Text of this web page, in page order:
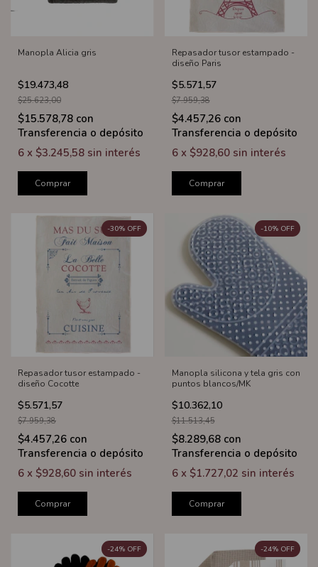
Manopla Alicia gris
$19.473,48
$25.623,00
$15.578,78 con
Transferencia o depósito
6 x $3.245,58 sin interés
Comprar
Repasador tusor estampado -
diseño Paris
$5.571,57
$7.959,38
$4.457,26 con
Transferencia o depósito
6 x $928,60 sin interés
Comprar
Repasador tusor estampado -
diseño Cocotte
$5.571,57
-30% OFF
$7.959,38
$4.457,26 con
Transferencia o depósito
6 x $928,60 sin interés
Comprar
Manopla silicona y tela gris con
puntos blancos/MK
$10.362,10
-10% OFF
$11.513,45
$8.289,68 con
Transferencia o depósito
6 x $1.727,02 sin interés
Comprar
-24% OFF -24% OFF